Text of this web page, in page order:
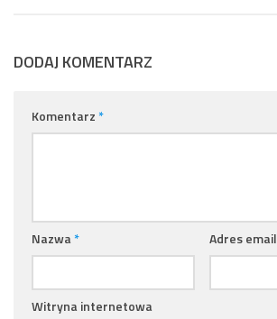
DODAJ KOMENTARZ
Komentarz*
Nazwa* Adres email
Witryna internetowa